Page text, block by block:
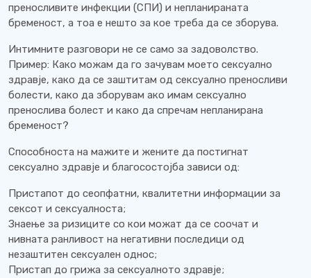
преносливите инфекции (СПИ) и непланираната
бременост, а тоа е нешто за кое треба да се зборува.
Интимните разговори не се само за задоволство.
Пример: Како можам да го зачувам моето сексуално
здравје, како да се заштитам од сексуално преносливи
болести, како да зборувам ако имам сексуално
пренослива болест и како да спречам непланирана
бременост?
Способноста на мажите и жените да постигнат
сексуално здравје и благосостојба зависи од:
Пристапот до сеопфатни, квалитетни информации за
сексот и сексуалноста;
Знаење за ризиците со кои можат да се соочат и
нивната ранливост на негативни последици од
незаштитен сексуален однос;
Пристап до грижа за сексуалното здравје;